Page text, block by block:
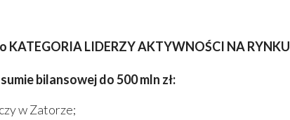
LIDERZY AKTYWNOŚCI NA RYNKU
bilansowej do 500 mln zł:
w Zatorze;